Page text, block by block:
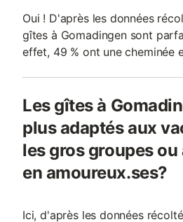
Oui ! D'après les données
gîtes à Gomadingen sont
effet, 49 % ont une cheminée
Les gîtes à
plus adaptés aux
les gros groupes
en amoureux.ses?
Ici, d'après les données